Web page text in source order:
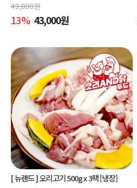
49,000원
13% 43,000원
[ 뉴랜드 ]오리고기 500g x 3팩 [냉장]